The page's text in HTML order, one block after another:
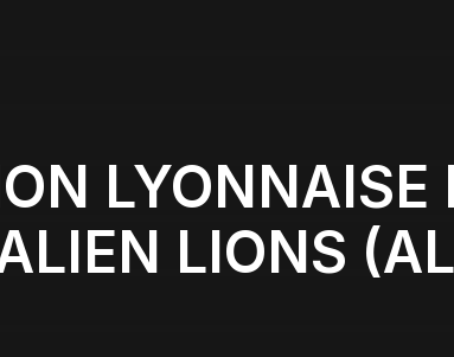
LYONNAISE
LIONS